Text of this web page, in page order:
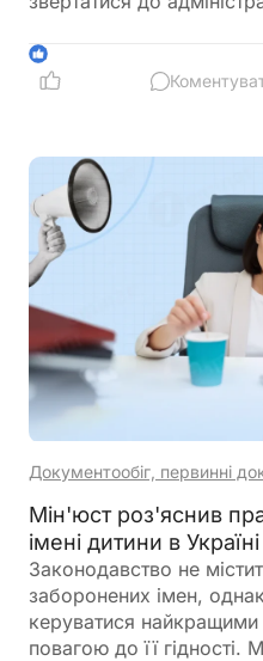
1
Документообіг, первинні
Мін'юст роз'яснив
імені дитини в Україні
Законодавство не
заборонених імен,
керуватися найкращими
повагою до її гідності.